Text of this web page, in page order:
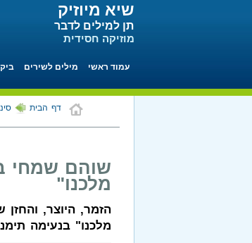
שיא מיוזיק
תן למילים לדבר
מוזיקה חסידית
עמוד ראשי מילים לשירים
דף הבית
שוהם שמחי
מלכנו"
הזמר, היוצר,
מלכנו" בנעימה